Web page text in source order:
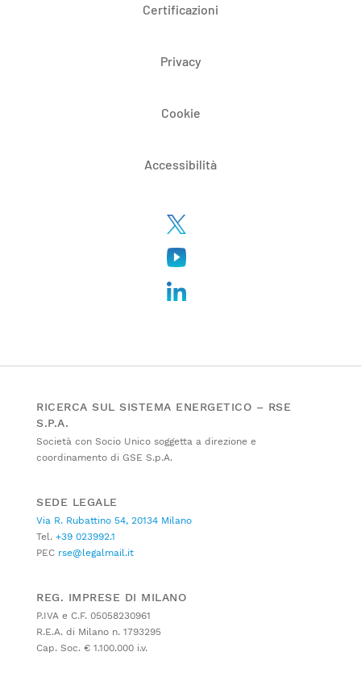
Certificazioni
Privacy
Cookie
Accessibilità
RICERCA SUL SISTEMA ENERGETICO – RSE
S.P.A.
Società con Socio Unico soggetta a direzione e
coordinamento di GSE S.p.A.
SEDE LEGALE
Via R. Rubattino 54, 20134 Milano
Tel. +39 023992.1
PEC rse@legalmail.it
REG. IMPRESE DI MILANO
P.IVA e C.F. 05058230961
R.E.A. di Milano n. 1793295
Cap. Soc. € 1.100.000 i.v.